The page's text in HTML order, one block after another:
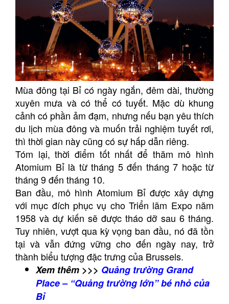
Mùa đông tại Bỉ có ngày ngắn, đêm dài, thường
xuyên mưa và có thể có tuyết. Mặc dù khung
cảnh có phần ảm đạm, nhưng nếu bạn yêu thích
du lịch mùa đông và muốn trải nghiệm tuyết rơi,
thì thời gian này cũng có sự hấp dẫn riêng.
Tóm lại, thời điểm tốt nhất để thăm mô hình
Atomium Bỉ là từ tháng 5 đến tháng 7 hoặc từ
tháng 9 đến tháng 10.
Ban đầu, mô hình Atomium Bỉ được xây dựng
với mục đích phục vụ cho Triển lãm Expo năm
1958 và dự kiến sẽ được tháo dỡ sau 6 tháng.
Tuy nhiên, vượt qua kỳ vọng ban đầu, nó đã tồn
tại và vẫn đứng vững cho đến ngày nay, trở
thành biểu tượng đặc trưng của Brussels.
Xem thêm >>> Quảng trường Grand
Place – “Quảng trường lớn” bé nhỏ của
Bỉ